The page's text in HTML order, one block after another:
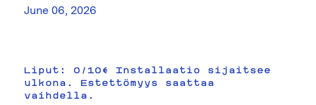
June 06, 2026
Liput: 0/10€ Installaatio sijaitsee
ulkona. Estettömyys saattaa
vaihdella.